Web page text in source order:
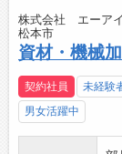
株式会社 エーア
松本市
資材・機械
契約社員 未経験
男女活躍中